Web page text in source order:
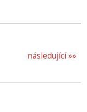
následující »»